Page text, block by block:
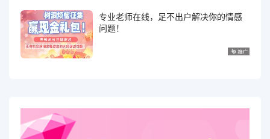
专业老师在线，足不出户解决你的情感
问题！